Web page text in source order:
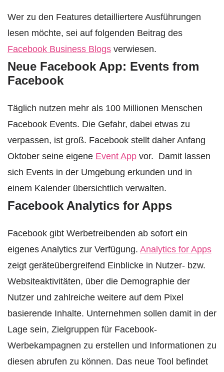
Wer zu den Features detailliertere Ausführungen
lesen möchte, sei auf folgenden Beitrag des
Facebook Business Blogs verwiesen.
Neue Facebook App: Events from
Facebook
Täglich nutzen mehr als 100 Millionen Menschen
Facebook Events. Die Gefahr, dabei etwas zu
verpassen, ist groß. Facebook stellt daher Anfang
Oktober seine eigene Event App vor. Damit lassen
sich Events in der Umgebung erkunden und in
einem Kalender übersichtlich verwalten.
Facebook Analytics for Apps
Facebook gibt Werbetreibenden ab sofort ein
eigenes Analytics zur Verfügung. Analytics for Apps
zeigt geräteübergreifend Einblicke in Nutzer- bzw.
Websiteaktivitäten, über die Demographie der
Nutzer und zahlreiche weitere auf dem Pixel
basierende Inhalte. Unternehmen sollen damit in der
Lage sein, Zielgruppen für Facebook-
Werbekampagnen zu erstellen und Informationen zu
diesen abrufen zu können. Das neue Tool befindet